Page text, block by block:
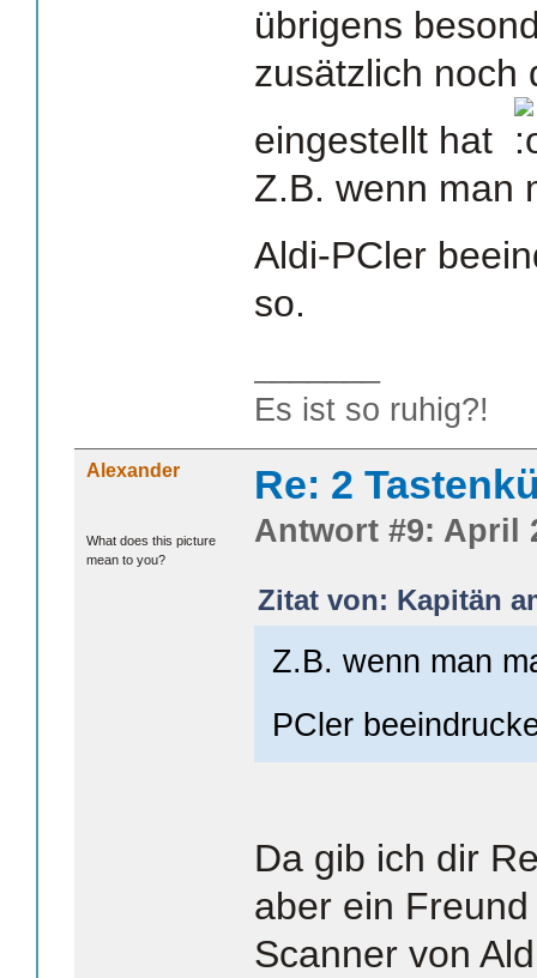
übrigens
zusätzlich noch
eingestellt hat
Z.B. wenn man
Aldi-PCler
so.
Es ist so ruhig?!
Alexander
What does this picture
mean to you?
Re: 2
Antwort #9: April
Zitat von: Kapitän
Z.B. wenn man
PCler
Da gib ich dir
aber ein
Scanner von